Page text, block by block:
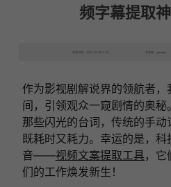
频字幕提取神
发布日期：2024-07-08 14:18 发表者：qianqian
作为影视剧解说界的领航者
间，引领观众一窥剧情的奥
那些闪光的台词，传统的手动
既耗时又耗力。幸运的是，
音——视频文案提取工具 ，
们的工作焕发新生！